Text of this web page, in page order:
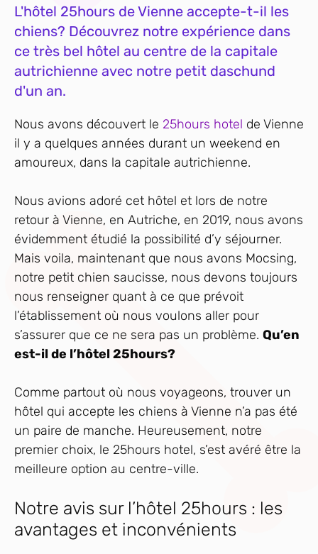
L'hôtel 25hours de Vienne accepte-t-il les
chiens? Découvrez notre expérience dans
ce très bel hôtel au centre de la capitale
autrichienne avec notre petit daschund
d'un an.
Nous avons découvert le 25hours hotel de Vienne
il y a quelques années durant un weekend en
amoureux, dans la capitale autrichienne.
Nous avions adoré cet hôtel et lors de notre
retour à Vienne, en Autriche, en 2019, nous avons
évidemment étudié la possibilité d’y séjourner.
Mais voila, maintenant que nous avons Mocsing,
notre petit chien saucisse, nous devons toujours
nous renseigner quant à ce que prévoit
l’établissement où nous voulons aller pour
s’assurer que ce ne sera pas un problème. Qu’en
est-il de l’hôtel 25hours?
Comme partout où nous voyageons, trouver un
hôtel qui accepte les chiens à Vienne n’a pas été
un paire de manche. Heureusement, notre
premier choix, le 25hours hotel, s’est avéré être la
meilleure option au centre-ville.
Notre avis sur l’hôtel 25hours : les
avantages et inconvénients